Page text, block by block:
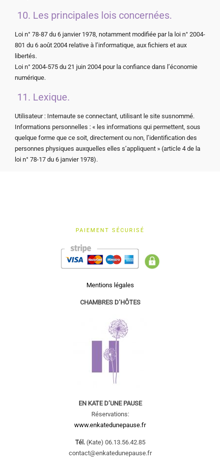
10. Les principales lois concernées.
Loi n° 78-87 du 6 janvier 1978, notamment modifiée par la loi n° 2004-
801 du 6 août 2004 relative à l’informatique, aux fichiers et aux
libertés.
Loi n° 2004-575 du 21 juin 2004 pour la confiance dans l’économie
numérique.
11. Lexique.
Utilisateur : Internaute se connectant, utilisant le site susnommé.
Informations personnelles : « les informations qui permettent, sous
quelque forme que ce soit, directement ou non, l’identification des
personnes physiques auxquelles elles s’appliquent » (article 4 de la
loi n° 78-17 du 6 janvier 1978).
PAIEMENT SÉCURISÉ
Mentions légales
CHAMBRES D’HÔTES
EN KATE D’UNE PAUSE
Réservations:
www.enkatedunepause.fr
Tél.(Kate) 06.13.56.42.85
contact@enkatedunepause.fr